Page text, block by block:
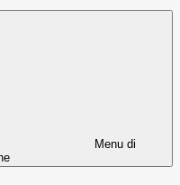
Menu di